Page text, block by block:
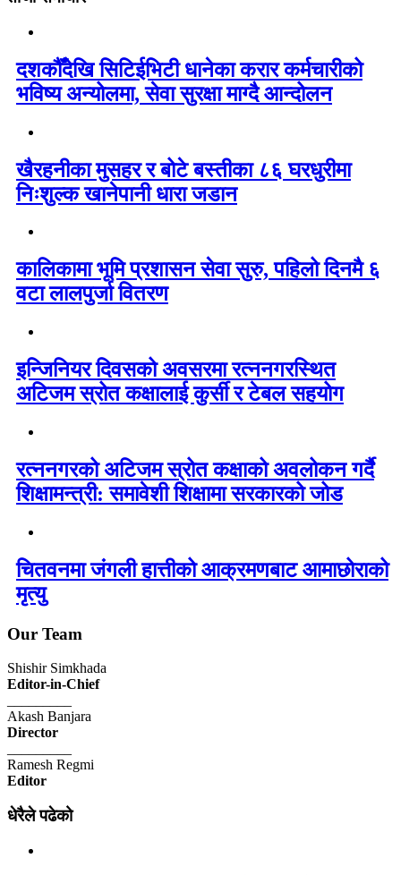
दशकौँदेखि सिटिईभिटी धानेका करार कर्मचारीको
भविष्य अन्योलमा, सेवा सुरक्षा माग्दै आन्दोलन
खैरहनीका मुसहर र बोटे बस्तीका ८६ घरधुरीमा
निःशुल्क खानेपानी धारा जडान
कालिकामा भूमि प्रशासन सेवा सुरु, पहिलो दिनमै ६
वटा लालपुर्जा वितरण
इन्जिनियर दिवसको अवसरमा रत्ननगरस्थित
अटिजम स्रोत कक्षालाई कुर्सी र टेबल सहयोग
रत्ननगरको अटिजम स्रोत कक्षाको अवलोकन गर्दै
शिक्षामन्त्री: समावेशी शिक्षामा सरकारको जोड
चितवनमा जंगली हात्तीको आक्रमणबाट आमाछोराको
मृत्यु
Our Team
Shishir Simkhada
Editor-in-Chief
Akash Banjara
Director
Ramesh Regmi
Editor
धेरैले पढेको